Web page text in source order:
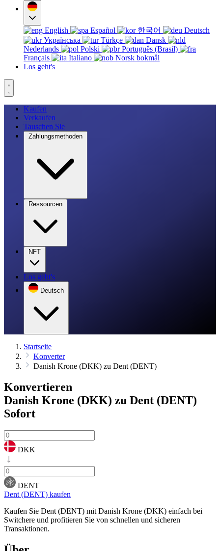
English Español 한국어
Deutsch
Українська
Türkçe
Dansk
Nederlands
Polski
Português (Brasil)
Français
Italiano
Norsk bokmål
Los geht's
Kaufen
Verkaufen
Tauschen Sie
Zahlungsmethoden
Ressourcen
NFT
Los geht's
Deutsch
Startseite
Konverter
Danish Krone (DKK) zu Dent (DENT)
Konvertieren
Danish Krone (DKK) zu Dent (DENT)
Sofort
DKK
DENT
Dent (DENT) kaufen
Kaufen Sie Dent (DENT) mit Danish Krone (DKK) einfach bei
Switchere und profitieren Sie von schnellen und sicheren
Transaktionen.